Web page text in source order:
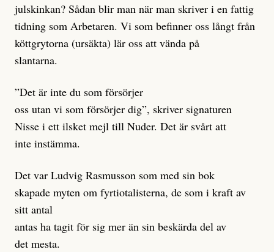
julskinkan? Sådan blir man när man skriver i en fattig
tidning som Arbetaren. Vi som befinner oss långt från
köttgrytorna (ursäkta) lär oss att vända på
slantarna.
”Det är inte du som försörjer
oss utan vi som försörjer dig”, skriver signaturen
Nisse i ett ilsket mejl till Nuder. Det är svårt att
inte instämma.
Det var Ludvig Rasmusson som med sin bok
skapade myten om fyrtiotalisterna, de som i kraft av
sitt antal
antas ha tagit för sig mer än sin beskärda del av
det mesta.